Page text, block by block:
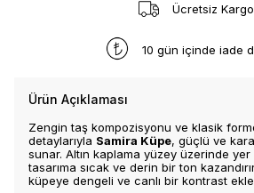
Ücretsiz Kargo
10 gün içinde iade
Ürün Açıklaması
Zengin taş kompozisyonu ve klasik
detaylarıyla Samira Küpe, güçlü ve
sunar. Altın kaplama yüzey üzerinde
tasarıma sıcak ve derin bir ton
küpeye dengeli ve canlı bir kontrast